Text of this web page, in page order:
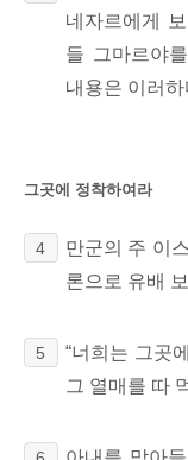
네자르에게
들 그마르야
내용은 이러하
그곳에 정착하여라
4
만군의 주 이
론으로 유배
5
“너희는 그곳
그 열매를 따